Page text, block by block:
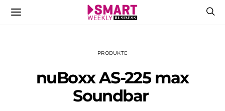
PRODUKTE
nuBoxx AS-225 max
Soundbar